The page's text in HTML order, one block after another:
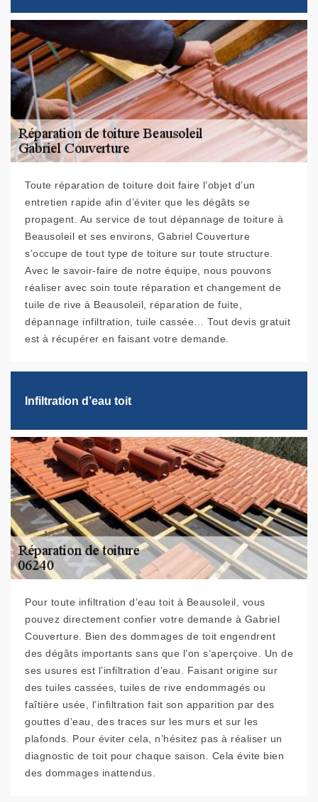
Toute réparation de toiture doit faire l’objet d’un
entretien rapide afin d’éviter que les dégâts se
propagent. Au service de tout dépannage de toiture à
Beausoleil et ses environs, Gabriel Couverture
s’occupe de tout type de toiture sur toute structure.
Avec le savoir-faire de notre équipe, nous pouvons
réaliser avec soin toute réparation et changement de
tuile de rive à Beausoleil, réparation de fuite,
dépannage infiltration, tuile cassée… Tout devis gratuit
est à récupérer en faisant votre demande.
Infiltration d’eau toit
Pour toute infiltration d’eau toit à Beausoleil, vous
pouvez directement confier votre demande à Gabriel
Couverture. Bien des dommages de toit engendrent
des dégâts importants sans que l’on s’aperçoive. Un de
ses usures est l’infiltration d’eau. Faisant origine sur
des tuiles cassées, tuiles de rive endommagés ou
faîtière usée, l’infiltration fait son apparition par des
gouttes d’eau, des traces sur les murs et sur les
plafonds. Pour éviter cela, n’hésitez pas à réaliser un
diagnostic de toit pour chaque saison. Cela évite bien
des dommages inattendus.